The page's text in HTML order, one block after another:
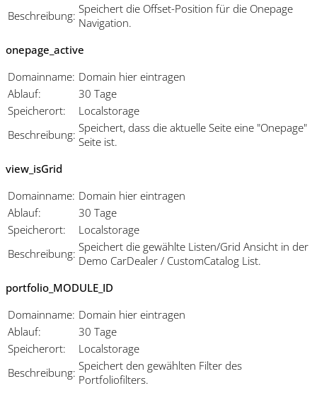
Beschreibung: Speichert die Offset-Position für die Onepage
Navigation.
onepage_active
Domainname: Domain hier eintragen
Ablauf:
30 Tage
Speicherort:
Localstorage
Beschreibung: Speichert, dass die aktuelle Seite eine "Onepage"
Seite ist.
view_isGrid
Domainname: Domain hier eintragen
Ablauf:
30 Tage
Speicherort:
Localstorage
Beschreibung: Speichert die gewählte Listen/Grid Ansicht in der
Demo CarDealer / CustomCatalog List.
portfolio_MODULE_ID
Domainname: Domain hier eintragen
Ablauf:
30 Tage
Speicherort:
Localstorage
Beschreibung: Speichert den gewählten Filter des
Portfoliofilters.